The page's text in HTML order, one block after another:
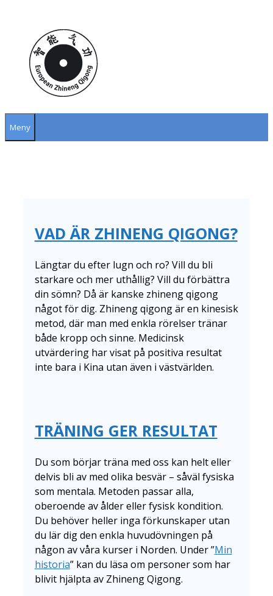
innehåll
Meny
VAD ÄR ZHINENG QIGONG?
Längtar du efter lugn och ro? Vill du bli
starkare och mer uthållig? Vill du förbättra
din sömn? Då är kanske zhineng qigong
något för dig. Zhineng qigong är en kinesisk
metod, där man med enkla rörelser tränar
både kropp och sinne. Medicinsk
utvärdering har visat på positiva resultat
inte bara i Kina utan även i västvärlden.
TRÄNING GER RESULTAT
Du som börjar träna med oss kan helt eller
delvis bli av med olika besvär – såväl fysiska
som mentala. Metoden passar alla,
oberoende av ålder eller fysisk kondition.
Du behöver heller inga förkunskaper utan
du lär dig den enkla huvudövningen på
någon av våra kurser i Norden. Under ”Min
historia” kan du läsa om personer som har
blivit hjälpta av Zhineng Qigong.